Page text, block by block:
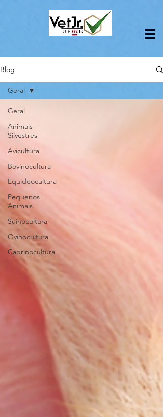
Blog
Geral
Animais
Silvestres
Avicultura
Bovinocultura
Equideocultura
Pequenos
Animais
Suinocultura
Ovinocultura
Caprinocultura
Geral